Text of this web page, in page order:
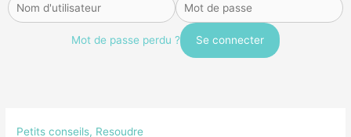
Mot de passe perdu ?
Petits conseils, Resoudre